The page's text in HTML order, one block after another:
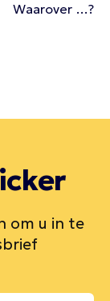
Waarover …?
om u in te